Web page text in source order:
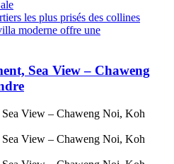
les plus prisés des collines
moderne offre une
Sea View – Chaweng